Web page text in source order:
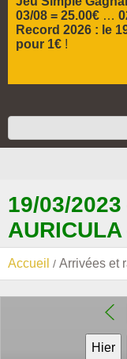
03/08 = 25.00€ …
Record 2026 : le
pour 1€ !
19/03/
Accueil Arrivées et